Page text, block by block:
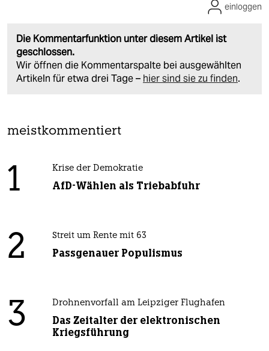
Die Kommentarfunktion unter diesem Artikel ist
geschlossen.
Wir öffnen die Kommentarspalte bei ausgewählten
Artikeln für etwa drei Tage – hier sind sie zu finden.
einloggen
meistkommentiert
1 Krise der Demokratie
AfD-Wählen als Triebabfuhr
2 Streit um Rente mit 63
Passgenauer Populismus
3 Drohnenvorfall am Leipziger Flughafen
Das Zeitalter der elektronischen
Kriegsführung